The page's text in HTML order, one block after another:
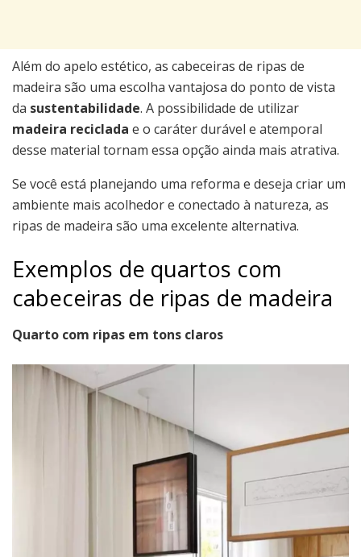
Além do apelo estético, as cabeceiras de ripas de
madeira são uma escolha vantajosa do ponto de vista
da sustentabilidade. A possibilidade de utilizar
madeira reciclada e o caráter durável e atemporal
desse material tornam essa opção ainda mais atrativa.
Se você está planejando uma reforma e deseja criar um
ambiente mais acolhedor e conectado à natureza, as
ripas de madeira são uma excelente alternativa.
Exemplos de quartos com
cabeceiras de ripas de madeira
Quarto com ripas em tons claros